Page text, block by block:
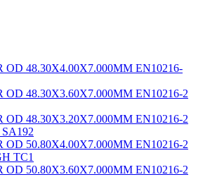
OD 48.30X4.00X7.000MM EN10216-
OD 48.30X3.60X7.000MM EN10216-2
OD 48.30X3.20X7.000MM EN10216-2
OD 50.80X4.00X7.000MM EN10216-2
TC1
OD 50.80X3.60X7.000MM EN10216-2